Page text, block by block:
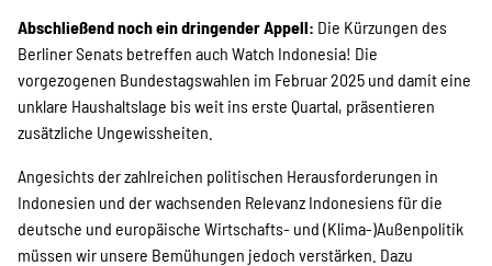
Abschließend noch ein dringender Appell: Die Kürzungen des
Berliner Senats betreffen auch Watch Indonesia! Die
vorgezogenen Bundestagswahlen im Februar 2025 und damit eine
unklare Haushaltslage bis weit ins erste Quartal, präsentieren
zusätzliche Ungewissheiten.
Angesichts der zahlreichen politischen Herausforderungen in
Indonesien und der wachsenden Relevanz Indonesiens für die
deutsche und europäische Wirtschafts- und (Klima-)Außenpolitik
müssen wir unsere Bemühungen jedoch verstärken. Dazu